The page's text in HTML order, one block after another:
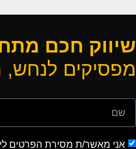
שיווק חכם
מפסיקים לנחש,
אני מאשר/ת מסירת הפרטים